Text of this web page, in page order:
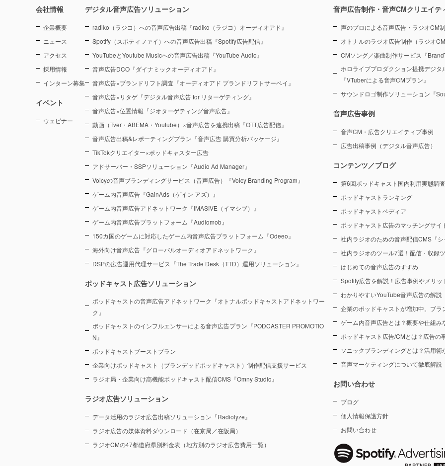
会社情報
企業概要
ニュース
アクセス
採用情報
インターン募集
イベント
ウェビナー
デジタル音声広告ソリューション
radiko（ラジコ）への音声広告出稿『radiko（ラジコ）オーディオアド』
Spotify（スポティファイ）への音声広告出稿『Spotify広告配信』
YouTubeとYoutube Musicへの音声広告出稿『YouTube Audio』
音声広告DCO『ダイナミックオーディオアド』
音声広告×ブランドリフト調査『オーディオアド ブランドリフトサーベイ』
音声広告×リタゲ『デジタル音声広告 for リターゲティング』
音声広告×位置情報『ジオターゲティング音声広告』
動画（Tver・ABEMA・Youtube）×音声広告を連携出稿『OTT広告配信』
音声広告出稿&レポーティングプラン『音声広告 購買分析パッケージ』
TikTokクリエイター×ポッドキャスター広告
アドサーバー・SSPソリューション『Audio Ad Manager』
Voicyの音声ブランディングサービス（音声広告）『Voicy Branding Program』
ゲーム内音声広告『GainAds（ゲイン アズ）』
ゲーム内音声広告アドネットワーク『IMASIVE（イマシブ）』
ゲーム内音声広告プラットフォーム『Audiomob』
150カ国のゲームに対応したゲーム内音声広告プラットフォーム『Odeeo』
海外向け音声広告『グローバルオーディオアドネットワーク』
DSPの広告運用代理サービス『The Trade Desk（TTD）運用ソリューション』
ポッドキャスト広告ソリューション
ポッドキャストの音声広告アドネットワーク『オトナルポッドキャストアドネットワー
ク』
ポッドキャストのインフルエンサーによる音声広告プラン『PODCASTER PROMOTIO
N』
ポッドキャストブーストプラン
企業向けポッドキャスト（ブランデッドポッドキャスト）制作配信支援サービス
ラジオ局・企業向け高機能ポッドキャスト配信CMS『Omny Studio』
ラジオ広告ソリューション
データ活用のラジオ広告出稿ソリューション『Radiolyze』
ラジオ広告の媒体資料ダウンロード（在京局／在阪局）
ラジオCMの47都道府県別料金表（地方別のラジオ広告費用一覧）
音声広告制作・音声CMクリエイテ
声のプロによる音声広告・ラジオCM
オトナルのラジオ広告制作（ラジオ
CMソング／楽曲制作サービス『
ホロライブプロダクション提携デジ
『VTuberによる音声CMプラン』
サウンドロゴ制作ソリューション『
音声広告事例
音声CM・広告クリエイティブ事例
広告出稿事例（デジタル音声広告）
コンテンツ／ブログ
第6回ポッドキャスト国内利用実態調
ポッドキャストランキング
ポッドキャストペディア
ポッドキャスト広告のマッチングサ
社内ラジオのための音声配信CMS『
社内ラジオのツール7選！配信・収録
はじめての音声広告のすすめ
Spotify広告を解説！広告事例やメリッ
わかりやすいYouTube音声広告の解説
企業のポッドキャストが増加中。ブ
ゲーム内音声広告とは？概要や仕組み
ポッドキャスト広告/CMとは？広告の
ソニックブランディングとは？活用
音声マーケティングについて徹底解説
お問い合わせ
ブログ
個人情報保護方針
お問い合わせ